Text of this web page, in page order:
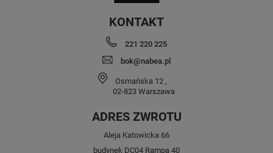
KONTAKT
221 220 225
bok@nabea.pl
Osmańska 12 ,
02-823 Warszawa
ADRES ZWROTU
Aleja Katowicka 66
budynek DC04 Rampa 40